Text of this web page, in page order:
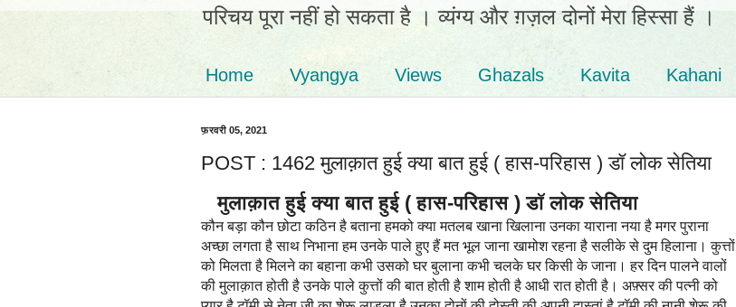
परिचय पूरा नहीं हो सकता है । व्यंग्य और ग़ज़ल दोनों मेरा हिस्सा हैं ।
Home Vyangya Views Ghazals Kavita Kahani
फ़रवरी 05, 2021
POST : 1462 मुलाक़ात हुई क्या बात हुई ( हास-परिहास ) डॉ लोक सेतिया
मुलाक़ात हुई क्या बात हुई ( हास-परिहास ) डॉ लोक सेतिया
कौन बड़ा कौन छोटा कठिन है बताना हमको क्या मतलब खाना खिलाना उनका याराना नया है मगर पुराना
अच्छा लगता है साथ निभाना हम उनके पाले हुए हैं मत भूल जाना खामोश रहना है सलीके से दुम हिलाना। कुत्तों
को मिलता है मिलने का बहाना कभी उसको घर बुलाना कभी चलके घर किसी के जाना। हर दिन पालने वालों
की मुलाक़ात होती है उनके पाले कुत्तों की बात होती है शाम होती है आधी रात होती है। अफ़्सर की पत्नी को